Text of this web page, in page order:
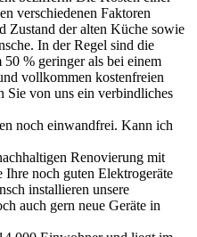
verschiedenen Faktoren
Zustand der alten Küche sowie
In der Regel sind die
% geringer als bei einem
vollkommen kostenfreien
Sie von uns ein verbindliches
noch einwandfrei. Kann ich
Renovierung mit
Ihre noch guten Elektrogeräte
installieren unsere
auch gern neue Geräte in